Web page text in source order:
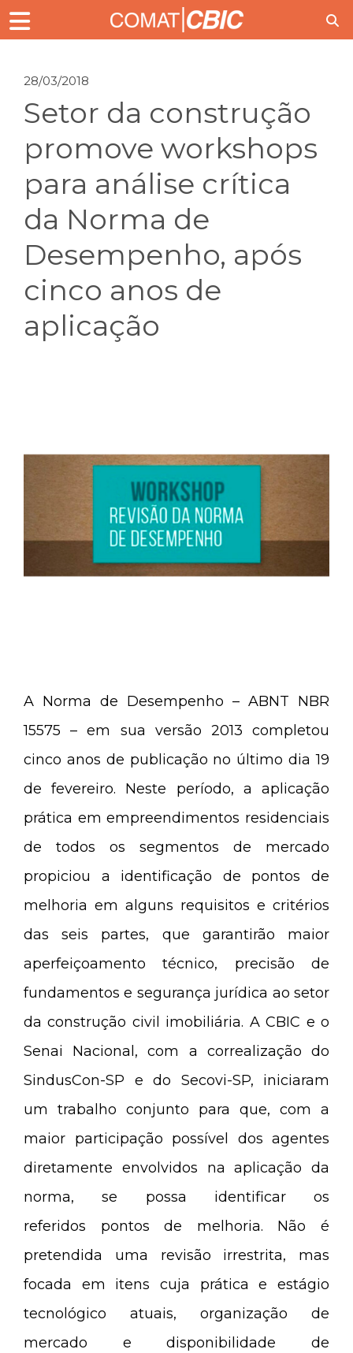
28/03/2018
Setor da construção
promove workshops
para análise crítica
da Norma de
Desempenho, após
cinco anos de
aplicação
A Norma de Desempenho – ABNT NBR
15575 – em sua versão 2013 completou
cinco anos de publicação no último dia 19
de fevereiro. Neste período, a aplicação
prática em empreendimentos residenciais
de todos os segmentos de mercado
propiciou a identificação de pontos de
melhoria em alguns requisitos e critérios
das seis partes, que garantirão maior
aperfeiçoamento técnico, precisão de
fundamentos e segurança jurídica ao setor
da construção civil imobiliária. A CBIC e o
Senai Nacional, com a correalização do
SindusCon-SP e do Secovi-SP, iniciaram
um trabalho conjunto para que, com a
maior participação possível dos agentes
diretamente envolvidos na aplicação da
norma, se possa identificar os
referidos pontos de melhoria. Não é
pretendida uma revisão irrestrita, mas
focada em itens cuja prática e estágio
tecnológico atuais, organização de
mercado e disponibilidade de